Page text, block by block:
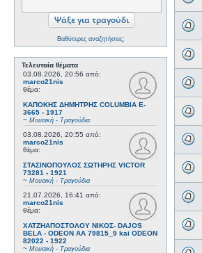
Βαθύτερες αναζητήσεις;
Τελευταία θέματα
03.08.2026, 20:56 από:
marco21nis
θέμα:
ΚΑΠΟΚΗΣ ΔΗΜΗΤΡΗΣ COLUMBIA E-
3665 - 1917
~ Μουσική - Τραγούδια
03.08.2026, 20:55 από:
marco21nis
θέμα:
ΣΤΑΣΙΝΟΠΟΥΛΟΣ ΣΩΤΗΡΗΣ VICTOR
73281 - 1921
~ Μουσική - Τραγούδια
21.07.2026, 16:41 από:
marco21nis
θέμα:
ΧΑΤΖΗΑΠΟΣΤΟΛΟΥ ΝΙΚΟΣ- DAJOS
BELA - ODEON AA 79815_9 kai ODEON
82022 - 1922
~ Μουσική - Τραγούδια